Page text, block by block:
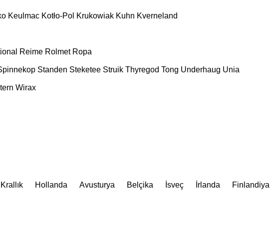
Keulmac Kotło-Pol Krukowiak Kuhn Kverneland
Reime Rolmet Ropa
Standen Steketee Struik Thyregod Tong Underhaug Unia
Wirax
Hollanda Avusturya Belçika İsveç İrlanda Finlandiya